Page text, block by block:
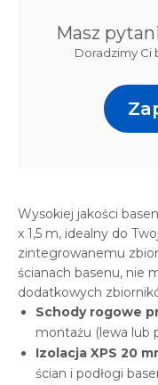
Wysokiej jakości
x 1,5 m, idealny do
zintegrowanemu
ścianach basenu, nie
dodatkowych
Schody rogowe
montażu (lewa lub
Izolacja XPS 20
ścian i podłogi
Masz
Doradzimy Ci